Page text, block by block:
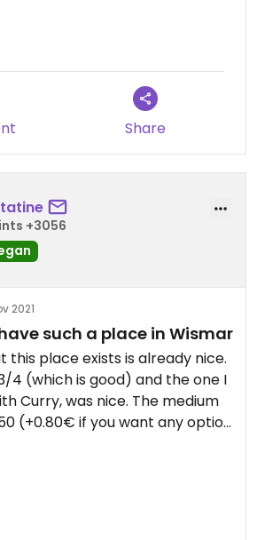
Verhältnismäßigkeit. Denn
exzellenten Restaurants bei
Sterne geben, wenn sie nicht
Share
+3056
2021
such a place in Wismar
this place exists is already nice.
4 (which is good) and the one I
Curry, was nice. The medium
(+0.80€ if you want any option
vegan one).
hated people but, hei, such